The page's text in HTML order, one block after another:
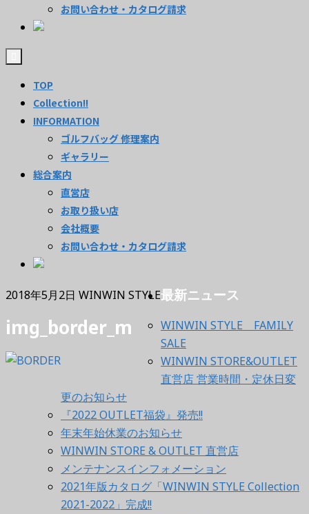
お問い合わせ・カタログ請求
TOP
Collection!!
INFORMATION
ゴルフバッグ 修理案内
ギャラリー
総合案内
直営店
お取り扱い店
会社概要
お問い合わせ・カタログ請求
2018年5月2日 WINWIN STYLE
img_border_m
最新ニュース
WINWIN STYLE FAMILY
SALE
WINWIN STORE&OUTLET
直営店 営業時間・定休日変
更のお知らせ
『2022 OUTLET福袋』発売!!
年末年始休業のお知らせ
WINWIN STORE & OUTLET 直営店
メンテナンスインフォメーション
2021年版カタログ「WINWIN STYLE Collection
2021-2022」完成!!